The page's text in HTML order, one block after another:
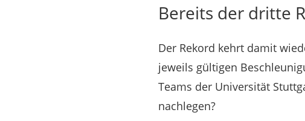
Bereits der dritte
Der Rekord kehrt damit
jeweils gültigen
Teams der Universität
nachlegen?